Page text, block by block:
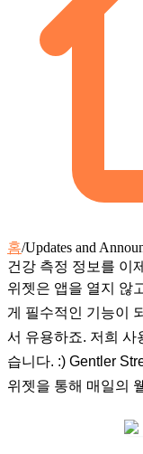
홈/Updates and
건강 측정 정보를 이
위젯은 앱을 열지 않
게 필수적인 기능이
서 유용하죠. 저희 사
습니다. :) Gentler
위젯을 통해 매일의